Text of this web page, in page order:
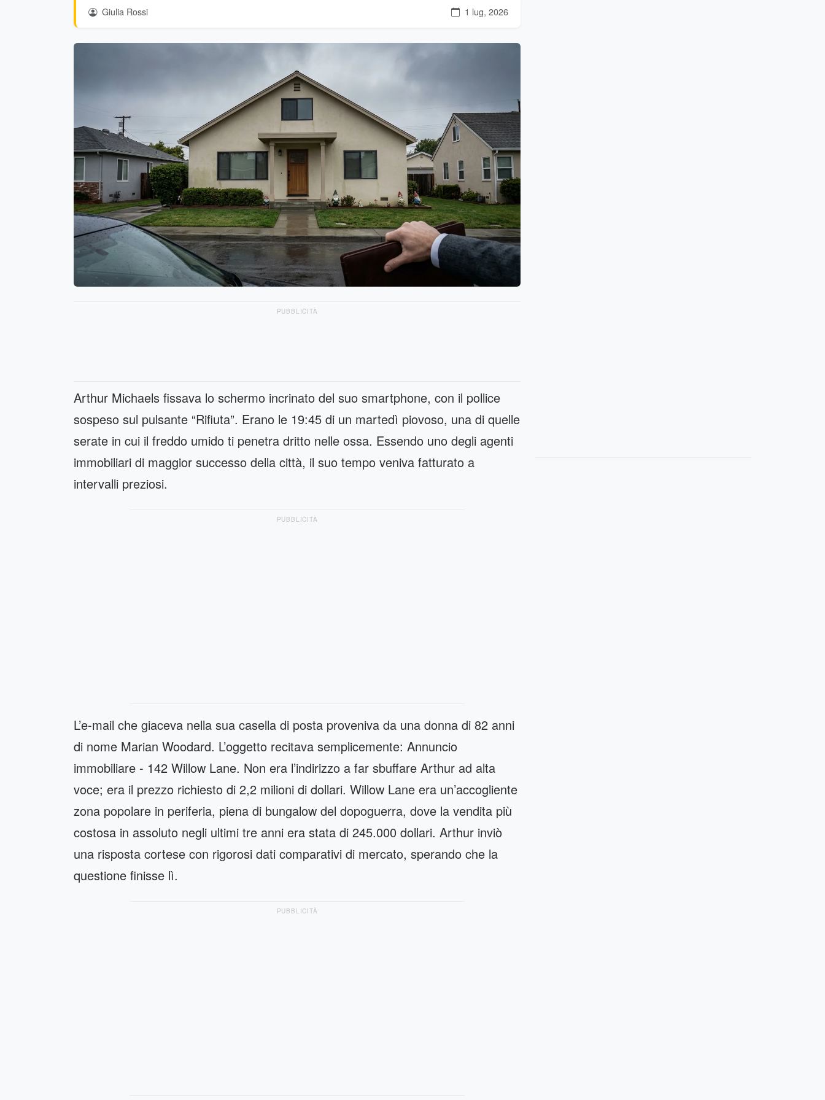
Giulia Rossi 1 lug, 2026
PUBBLICITÀ
Arthur Michaels fissava lo schermo incrinato del suo smartphone, con il pollice
sospeso sul pulsante “Rifiuta”. Erano le 19:45 di un martedì piovoso, una di quelle
serate in cui il freddo umido ti penetra dritto nelle ossa. Essendo uno degli agenti
immobiliari di maggior successo della città, il suo tempo veniva fatturato a
intervalli preziosi.
PUBBLICITÀ
L’e-mail che giaceva nella sua casella di posta proveniva da una donna di 82 anni
di nome Marian Woodard. L’oggetto recitava semplicemente: Annuncio
immobiliare - 142 Willow Lane. Non era l’indirizzo a far sbuffare Arthur ad alta
voce; era il prezzo richiesto di 2,2 milioni di dollari. Willow Lane era un’accogliente
zona popolare in periferia, piena di bungalow del dopoguerra, dove la vendita più
costosa in assoluto negli ultimi tre anni era stata di 245.000 dollari. Arthur inviò
una risposta cortese con rigorosi dati comparativi di mercato, sperando che la
questione finisse lì.
PUBBLICITÀ